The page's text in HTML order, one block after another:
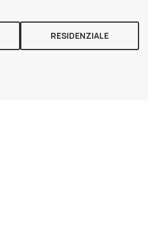
RESIDENZIALE